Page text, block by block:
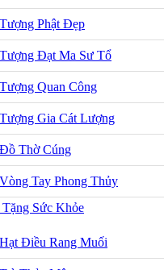
Tượng Phật Đẹp
Tượng Đạt Ma Sư Tổ
Tượng Quan Công
Tượng Gia Cát Lượng
Đồ Thờ Cúng
Vòng Tay Phong Thủy
Tặng Sức Khỏe
Hạt Điều Rang Muối